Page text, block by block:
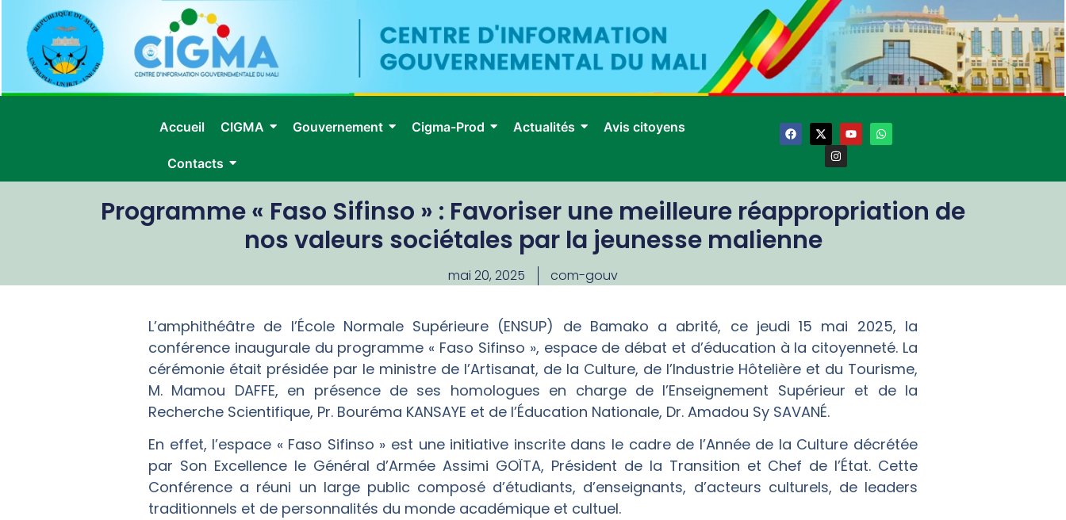
Accueil CIGMA Gouvernement Cigma-Prod Actualités Avis citoyens
Contacts
Programme « Faso Sifinso » : Favoriser une meilleure réappropriation de
nos valeurs sociétales par la jeunesse malienne
mai 20, 2025 com-gouv
L’amphithéâtre de l’École Normale Supérieure (ENSUP) de Bamako a abrité, ce jeudi 15 mai 2025, la
conférence inaugurale du programme « Faso Sifinso », espace de débat et d’éducation à la citoyenneté. La
cérémonie était présidée par le ministre de l’Artisanat, de la Culture, de l’Industrie Hôtelière et du Tourisme,
M. Mamou DAFFE, en présence de ses homologues en charge de l’Enseignement Supérieur et de la
Recherche Scientifique, Pr. Bouréma KANSAYE et de l’Éducation Nationale, Dr. Amadou Sy SAVANÉ.
En effet, l’espace « Faso Sifinso » est une initiative inscrite dans le cadre de l’Année de la Culture décrétée
par Son Excellence le Général d’Armée Assimi GOÏTA, Président de la Transition et Chef de l’État. Cette
Conférence a réuni un large public composé d’étudiants, d’enseignants, d’acteurs culturels, de leaders
traditionnels et de personnalités du monde académique et cultuel.